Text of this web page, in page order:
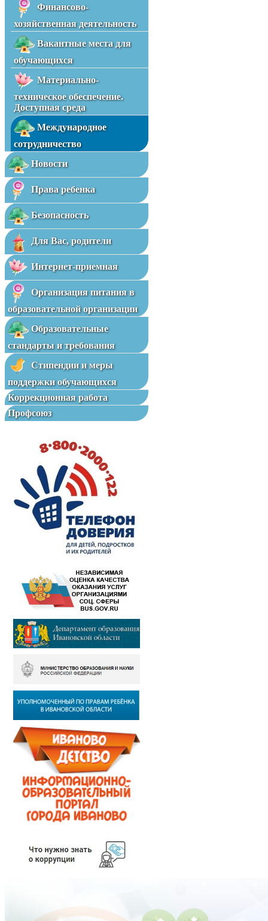
Финансово-
хозяйственная деятельность
Вакантные места для
обучающихся
Материально-
техническое обеспечение.
Доступная среда
Международное
сотрудничество
Новости
Права ребенка
Безопасность
Для Вас, родители
Интернет-приемная
Организация питания в
образовательной организации
Образовательные
стандарты и требования
Стипендии и меры
поддержки обучающихся
Коррекционная работа
Профсоюз